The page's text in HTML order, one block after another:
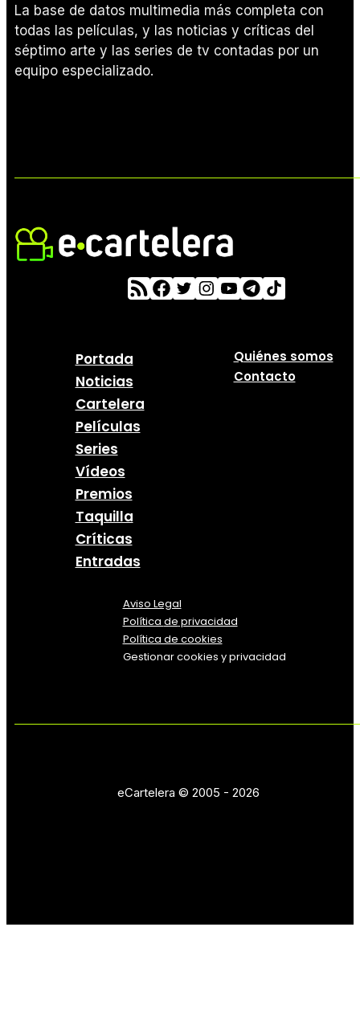
La base de datos multimedia más completa con
todas las películas, y las noticias y críticas del
séptimo arte y las series de tv contadas por un
equipo especializado.
Portada
Noticias
Cartelera
Películas
Series
Vídeos
Premios
Taquilla
Críticas
Entradas
Quiénes somos
Contacto
Aviso Legal
Política de privacidad
Política de cookies
Gestionar cookies y privacidad
eCartelera © 2005 - 2026